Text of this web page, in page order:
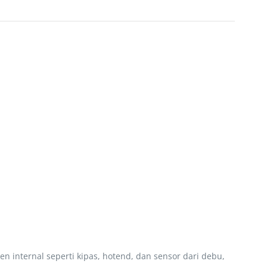
internal seperti kipas, hotend, dan sensor dari debu,